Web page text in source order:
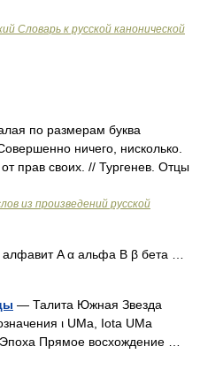
Словарь к русской канонической
по размерам буква
ничего, нисколько.
прав своих. // Тургенев. Отцы
из произведений русской
Α α альфа Β β бета …
— Талита Южная Звезда
ι UMa, Iota UMa
Прямое восхождение …